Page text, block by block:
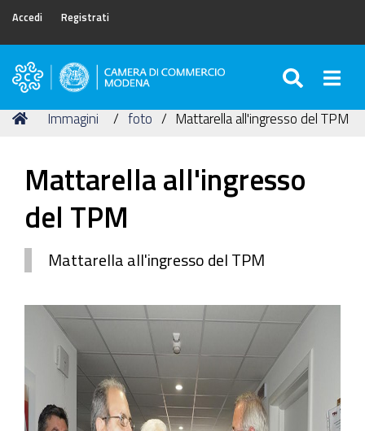
Accedi Registrati
Camera
Commercio
Tu
Home
Immagini foto Mattarella all'ingresso del TPM
Mattarella all'ingresso
del TPM
Mattarella all'ingresso del TPM